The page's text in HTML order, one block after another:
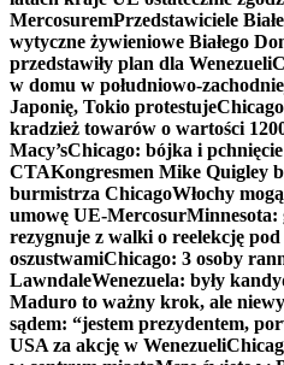
MercosuremPrzedstawiciele
wytyczne żywieniowe Białego
przedstawiły plan dla Wenezueli
w domu w południowo-
Japonię, Tokio protestuje
kradzież towarów o wartości
Macy’sChicago: bójka i
CTAKongresmen Mike Quigley
burmistrza ChicagoWłochy
umowę UE-Mercosur
rezygnuje z walki o reelekcję
oszustwamiChicago: 3 osoby
LawndaleWenezuela: były
Maduro to ważny krok, ale
sądem: “jestem prezydentem,
USA za akcję w Wenezueli